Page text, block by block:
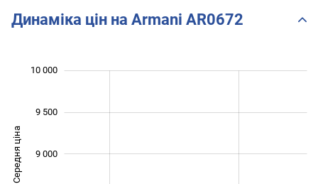
Динаміка цін на Armani AR0672
Середня ціна 10 000
9 000
9 500
10 000